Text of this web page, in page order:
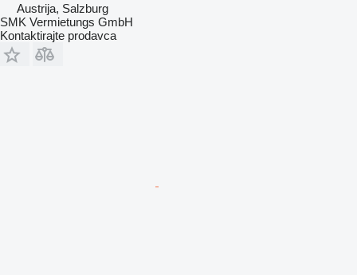
Austrija, Salzburg
SMK Vermietungs GmbH
Kontaktirajte prodavca